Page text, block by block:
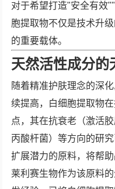
对于希望打造"安全有效
胞提取物不仅是技术升
的重要载体。
天然活性成分的
随着精准护肤理念的深
续提高，白细胞提取物
点，其在抗衰老（激活
丙酸杆菌）等方向的研
扩展潜力的原料，将帮
莱利赛生物作为该原料